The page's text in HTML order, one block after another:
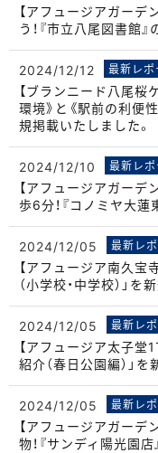
【アフュージアガーデ
う！『市立八尾図書館
2024/12/12 最新レポ
【ブランニード八尾桜
環境》と《駅前の利便
規掲載いたしました。
2024/12/10 最新レポ
【アフュージアガーデ
歩6分！『コノミヤ大蓮
2024/12/05 最新レ
【アフュージア南久宝
（小学校・中学校）」
2024/12/05 最新レ
【アフュージア太子堂
紹介（春日公園編）」
2024/12/05 最新レ
【アフュージアガーデ
物！『サンディ陽光園